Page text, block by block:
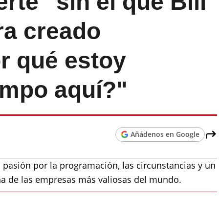
creado
qué estoy
aquí?"
Añádenos en Google
por la programación, las circunstancias y un
de las empresas más valiosas del mundo.